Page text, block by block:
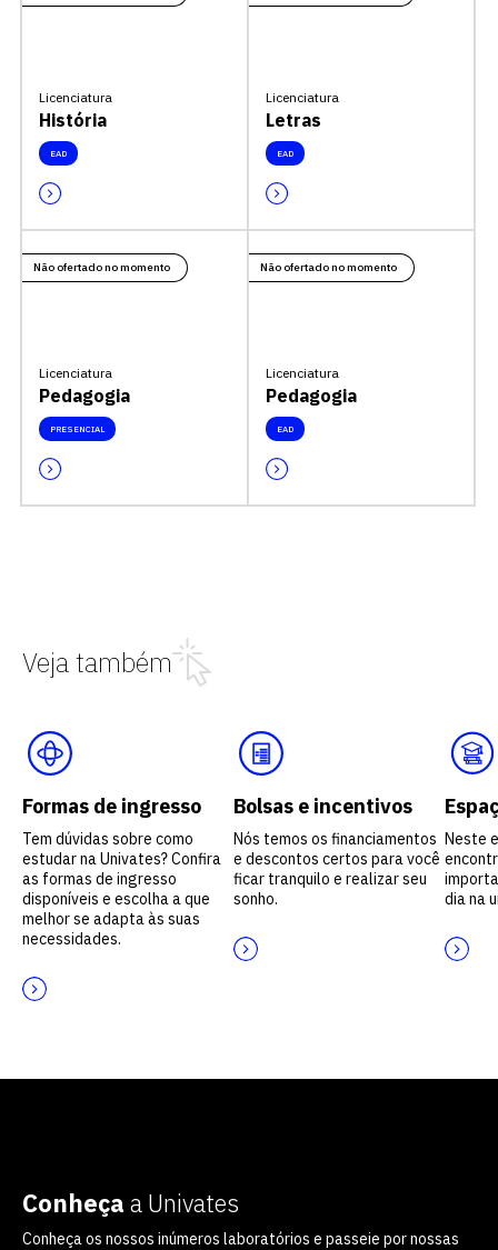
Licenciatura
História
EAD
Licenciatura
Letras
EAD
Não ofertado no momento
Licenciatura
Pedagogia
PRESENCIAL
Não ofertado no momento
Licenciatura
Pedagogia
EAD
Veja também
Formas de ingresso
Tem dúvidas sobre como
estudar na Univates? Confira
as formas de ingresso
disponíveis e escolha a que
melhor se adapta às suas
necessidades.
Bolsas e incentivos
Nós temos os financiamentos
e descontos certos para você
ficar tranquilo e realizar seu
sonho.
Neste
dia na
Conheça a Univates
Conheça os nossos inúmeros laboratórios e passeie por nossas